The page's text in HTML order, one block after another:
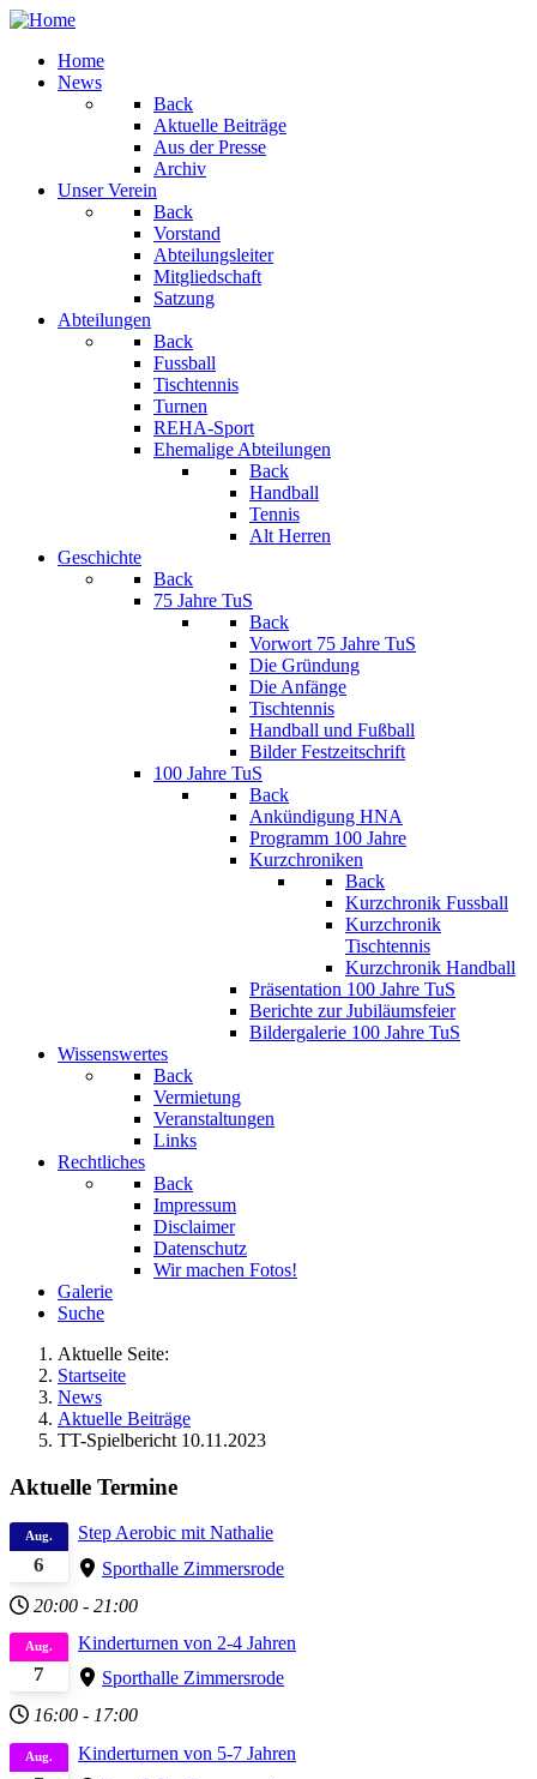
Home
News
Back
Aktuelle Beiträge
Aus der Presse
Archiv
Unser Verein
Back
Vorstand
Abteilungsleiter
Mitgliedschaft
Satzung
Abteilungen
Back
Fussball
Tischtennis
Turnen
REHA-Sport
Ehemalige Abteilungen
Back
Handball
Tennis
Alt Herren
Geschichte
Back
75 Jahre TuS
Back
Vorwort 75 Jahre TuS
Die Gründung
Die Anfänge
Tischtennis
Handball und Fußball
Bilder Festzeitschrift
100 Jahre TuS
Back
Ankündigung HNA
Programm 100 Jahre
Kurzchroniken
Back
Kurzchronik Fussball
Kurzchronik
Tischtennis
Kurzchronik Handball
Präsentation 100 Jahre TuS
Berichte zur Jubiläumsfeier
Bildergalerie 100 Jahre TuS
Wissenswertes
Back
Vermietung
Veranstaltungen
Links
Rechtliches
Back
Impressum
Disclaimer
Datenschutz
Wir machen Fotos!
Galerie
Suche
Aktuelle Seite:
Startseite
News
Aktuelle Beiträge
TT-Spielbericht 10.11.2023
Aktuelle Termine
6
Aug.
Step Aerobic mit Nathalie
Sporthalle Zimmersrode
20:00 - 21:00
7
Aug.
Kinderturnen von 2-4 Jahren
Sporthalle Zimmersrode
16:00 - 17:00
Aug.
Kinderturnen von 5-7 Jahren